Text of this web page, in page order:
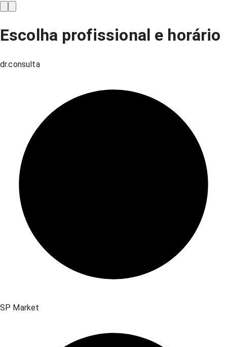
Escolha profissional e horário
dr.consulta
SP Market